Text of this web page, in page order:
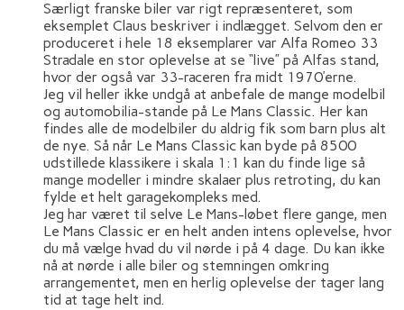
Særligt franske biler var rigt repræsenteret, som
eksemplet Claus beskriver i indlægget. Selvom den er
produceret i hele 18 eksemplarer var Alfa Romeo 33
Stradale en stor oplevelse at se “live” på Alfas stand,
hvor der også var 33-raceren fra midt 1970’erne.
Jeg vil heller ikke undgå at anbefale de mange modelbil
og automobilia-stande på Le Mans Classic. Her kan
findes alle de modelbiler du aldrig fik som barn plus alt
de nye. Så når Le Mans Classic kan byde på 8500
udstillede klassikere i skala 1:1 kan du finde lige så
mange modeller i mindre skalaer plus retroting, du kan
fylde et helt garagekompleks med.
Jeg har været til selve Le Mans-løbet flere gange, men
Le Mans Classic er en helt anden intens oplevelse, hvor
du må vælge hvad du vil nørde i på 4 dage. Du kan ikke
nå at nørde i alle biler og stemningen omkring
arrangementet, men en herlig oplevelse der tager lang
tid at tage helt ind.